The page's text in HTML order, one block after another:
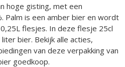
hoge gisting, met een
Palm is een amber bier en wordt
flesjes. In deze flesje 25cl
bier. Bekijk alle acties,
van deze verpakking van
goedkoop.